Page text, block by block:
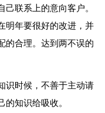
联系上的意向客户。
明年要很好的改进，并
的合理。达到两不误的
识时候，不善于主动请
知识给吸收。